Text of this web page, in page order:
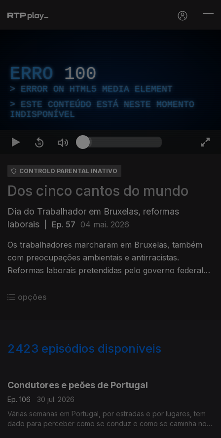
ERRO 100
ERROR ON HTML5 MEDIA ELEMENT
ESTE CONTEÚDO ESTÁ NESTE MOMENTO
INDISPONÍVEL
CONTROLO PARENTAL INATIVO
Dos cinco cantos do mundo
Dia do Trabalhador em Bruxelas, reformas
laborais
Ep. 57 04 mai. 2026
Os trabalhadores marcharam em Bruxelas, também
com preocupações ambientais e antirracistas.
Reformas laborais pretendidas pelo governo federal
Com Inês Pereira, em Bruxelas, Bélgica.
opções
2423 episódios disponíveis
Condutores e peões de Portugal
Ep. 106
30 jul. 2026
Várias semanas em Portugal, por estradas e por lugares, tem
dado para perceber como se conduz e como se caminha no